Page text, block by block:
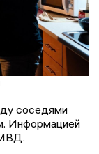
соседями
Информацией